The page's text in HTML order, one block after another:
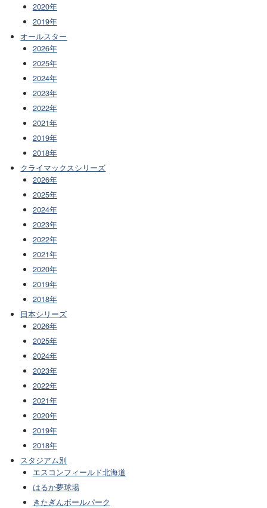
2020年
2019年
オールスター
2026年
2025年
2024年
2023年
2022年
2021年
2019年
2018年
クライマックスシリーズ
2026年
2025年
2024年
2023年
2022年
2021年
2020年
2019年
2018年
日本シリーズ
2026年
2025年
2024年
2023年
2022年
2021年
2020年
2019年
2018年
スタジアム別
エスコンフィールド北海道
はるか夢球場
きたぎんボールパーク